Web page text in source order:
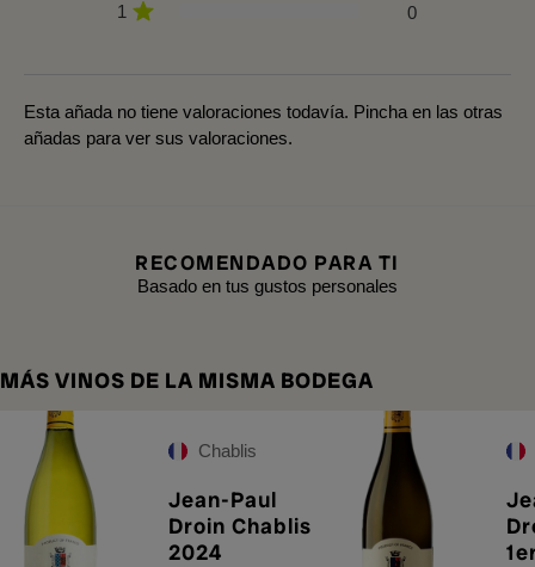
1
0
Esta añada no tiene valoraciones todavía. Pincha en las otras
añadas para ver sus valoraciones.
RECOMENDADO PARA TI
Basado en tus gustos personales
MÁS VINOS DE LA MISMA BODEGA
Chablis
Jean-Paul
Droin Chablis
2024